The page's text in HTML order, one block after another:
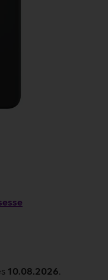
10.08.2026